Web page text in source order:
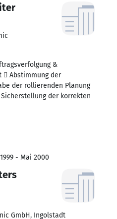
&
 Abstimmung der
der rollierenden Planung
der korrekten
- Mai 2000
GmbH, Ingolstadt